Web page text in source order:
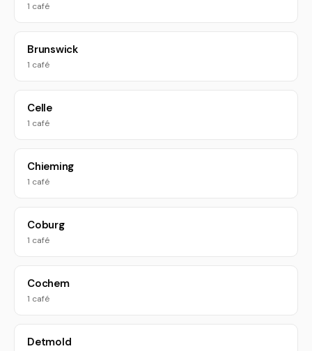
1 café
Brunswick
1 café
Celle
1 café
Chieming
1 café
Coburg
1 café
Cochem
1 café
Detmold